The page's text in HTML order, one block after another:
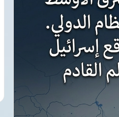
البدوي يعين مديرًا تنفيذيًا ويشكل
إدارة منصة الوفد الرقمية